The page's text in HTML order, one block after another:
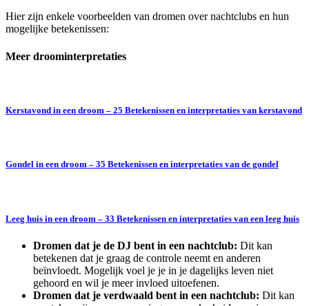
Hier zijn enkele voorbeelden van dromen over nachtclubs en hun
mogelijke betekenissen:
Meer droominterpretaties
Kerstavond in een droom – 25 Betekenissen en interpretaties van kerstavond
Gondel in een droom – 35 Betekenissen en interpretaties van de gondel
Leeg huis in een droom – 33 Betekenissen en interpretaties van een leeg huis
Dromen dat je de DJ bent in een nachtclub: Dit kan
betekenen dat je graag de controle neemt en anderen
beïnvloedt. Mogelijk voel je je in je dagelijks leven niet
gehoord en wil je meer invloed uitoefenen.
Dromen dat je verdwaald bent in een nachtclub: Dit kan